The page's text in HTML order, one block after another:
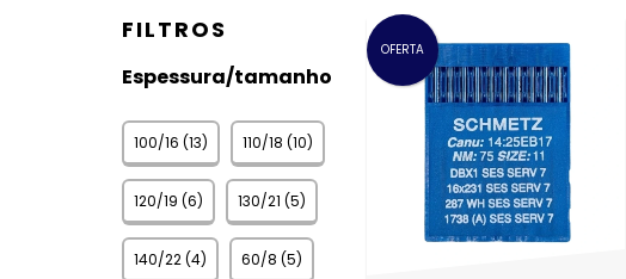
FILTROS
Espessura/tamanho
100/16 (13) 110/18 (10)
120/19 (6) 130/21 (5)
140/22 (4) 60/8 (5)
OFERTA